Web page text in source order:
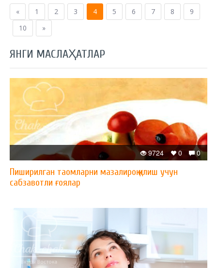
« 1 2 3 4 5 6 7 8
9
10
»
ЯНГИ МАСЛАҲАТЛАР
0
0
9724
Пиширилган таомларни мазалироқ қилиш учун
сабзавотли ғоялар